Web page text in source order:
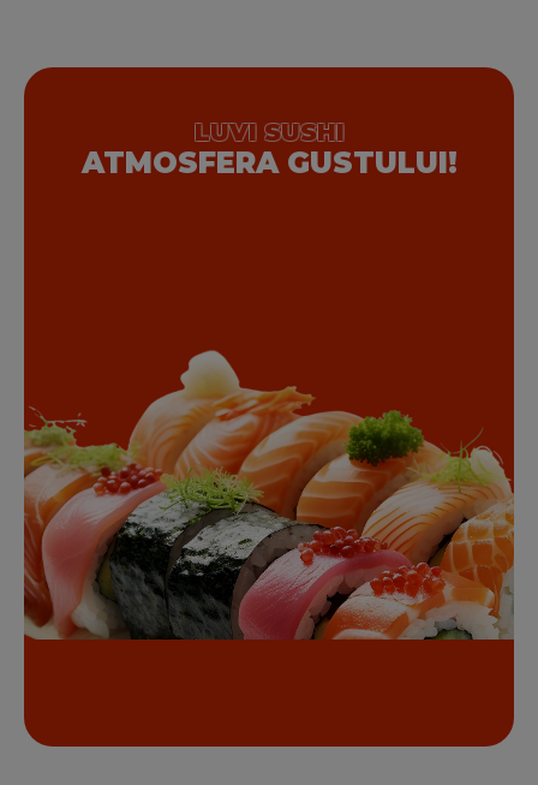
LUVI SUSHI
ATMOSFERA GUSTULUI!